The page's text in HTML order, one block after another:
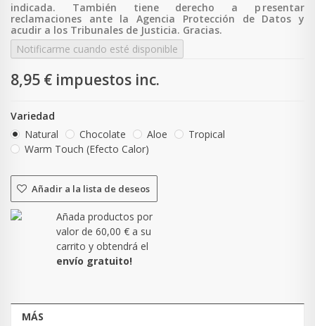
indicada. También tiene derecho a p resentar
reclamaciones ante la Agencia Protección de Datos y
acudir a los Tribunales de Justicia. Gracias.
Notificarme cuando esté disponible
8,95 € impuestos inc.
Variedad
Natural
Chocolate Aloe
Tropical
Warm Touch (Efecto Calor)
Añadir a la lista de deseos
Añada productos por
valor de 60,00 € a su
carrito y obtendrá el
envío gratuito!
MÁS